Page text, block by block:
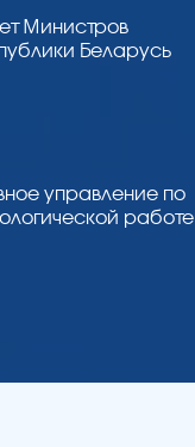
Министров
Беларусь
управление по
работе